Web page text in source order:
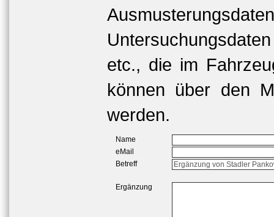
etc., die im
können über den
werden.
Name
eMail
Betreff
Ergänzung